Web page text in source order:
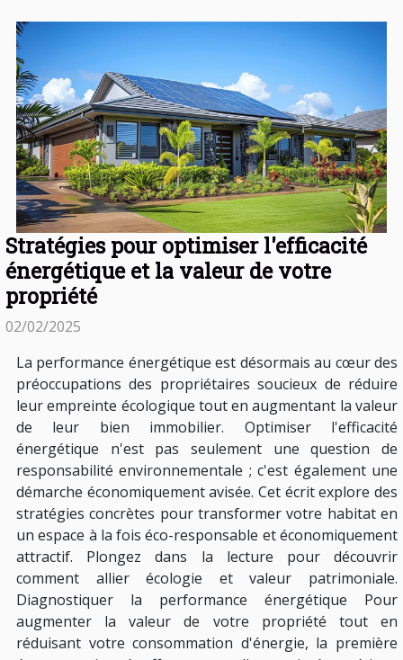
Stratégies pour optimiser l'efficacité
énergétique et la valeur de votre
propriété
02/02/2025
La performance énergétique est désormais au cœur des
préoccupations des propriétaires soucieux de réduire
leur empreinte écologique tout en augmentant la valeur
de leur bien immobilier. Optimiser l'efficacité
énergétique n'est pas seulement une question de
responsabilité environnementale ; c'est également une
démarche économiquement avisée. Cet écrit explore des
stratégies concrètes pour transformer votre habitat en
un espace à la fois éco-responsable et économiquement
attractif. Plongez dans la lecture pour découvrir
comment allier écologie et valeur patrimoniale.
Diagnostiquer la performance énergétique Pour
augmenter la valeur de votre propriété tout en
réduisant votre consommation d'énergie, la première